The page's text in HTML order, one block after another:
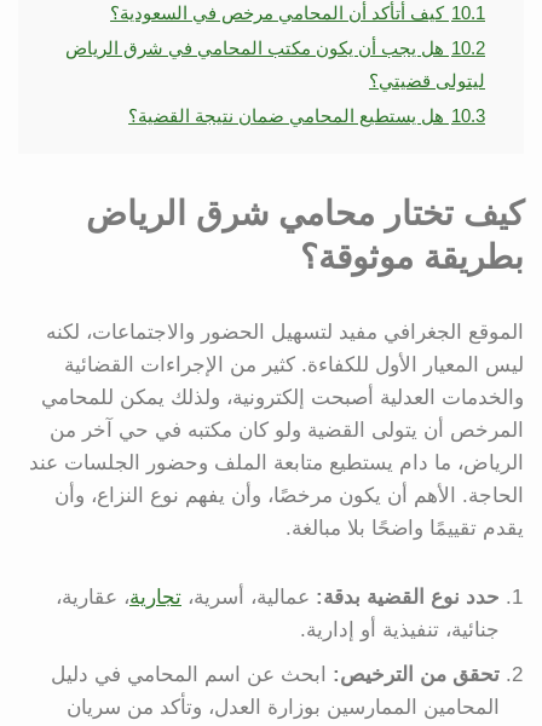
10.1 كيف أتأكد أن المحامي مرخص في السعودية؟
10.2 هل يجب أن يكون مكتب المحامي في شرق الرياض
ليتولى قضيتي؟
10.3 هل يستطيع المحامي ضمان نتيجة القضية؟
كيف تختار محامي شرق الرياض
بطريقة موثوقة؟
الموقع الجغرافي مفيد لتسهيل الحضور والاجتماعات، لكنه
ليس المعيار الأول للكفاءة. كثير من الإجراءات القضائية
والخدمات العدلية أصبحت إلكترونية، ولذلك يمكن للمحامي
المرخص أن يتولى القضية ولو كان مكتبه في حي آخر من
الرياض، ما دام يستطيع متابعة الملف وحضور الجلسات عند
الحاجة. الأهم أن يكون مرخصًا، وأن يفهم نوع النزاع، وأن
يقدم تقييمًا واضحًا بلا مبالغة.
حدد نوع القضية بدقة: عمالية، أسرية، تجارية، عقارية،
جنائية، تنفيذية أو إدارية.
تحقق من الترخيص: ابحث عن اسم المحامي في دليل
المحامين الممارسين بوزارة العدل، وتأكد من سريان